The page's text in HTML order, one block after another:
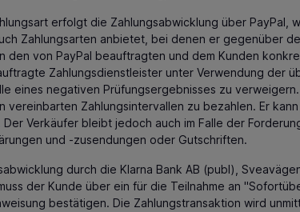
erfolgt die Zahlungsabwicklung über PayPal,
Zahlungsarten anbietet, bei denen er gegenüber
von PayPal beauftragten und dem Kunden
Zahlungsdienstleister unter Verwendung der
eines negativen Prüfungsergebnisses zu
Zahlungsintervallen zu bezahlen. Er
Verkäufer bleibt jedoch auch im Falle der
und -zusendungen oder Gutschriften.
durch die Klarna Bank AB (publ),
der Kunde über ein für die Teilnahme an
bestätigen. Die Zahlungstransaktion wird